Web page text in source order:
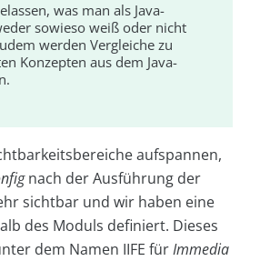
was man als Java-
sowieso weiß oder nicht
werden Vergleiche zu
Konzepten aus dem Java-
aufspannen,
nach der Ausführung der
sichtbar und wir haben eine
des Moduls definiert. Dieses
dem Namen IIFE fürImmedia